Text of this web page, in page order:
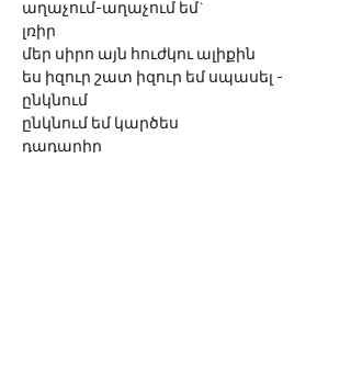
աղաչում-աղաչում եմ`
լռիր
մեր սիրո այն հուժկու ալիքին
ես իզուր շատ իզուր եմ սպասել -
ընկնում
ընկնում եմ կարծես
դադարիր